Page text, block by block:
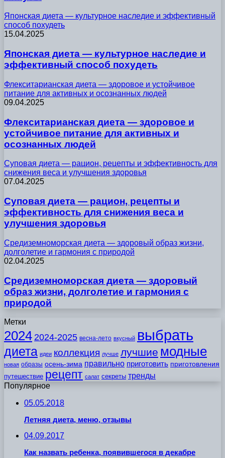
Японская диета — культурное наследие и эффективный
способ похудеть
15.04.2025
Японская диета — культурное наследие и
эффективный способ похудеть
Флекситарианская диета — здоровое и устойчивое
питание для активных и осознанных людей
09.04.2025
Флекситарианская диета — здоровое и
устойчивое питание для активных и
осознанных людей
Суповая диета — рацион, рецепты и эффективность для
снижения веса и улучшения здоровья
07.04.2025
Суповая диета — рацион, рецепты и
эффективность для снижения веса и
улучшения здоровья
Средиземноморская диета — здоровый образ жизни,
долголетие и гармония с природой
02.04.2025
Средиземноморская диета — здоровый
образ жизни, долголетие и гармония с
природой
Метки
2024 2024-2025 весна-лето вкусный выбрать
диета идеи коллекция лучше лучшие модные
новая образы осень-зима правильно приготовить приготовления
путешествие рецепт салат секреты тренды
Популярное
05.05.2018
Летняя диета, меню, отзывы
04.09.2017
Как назвать ребенка, появившегося в декабре